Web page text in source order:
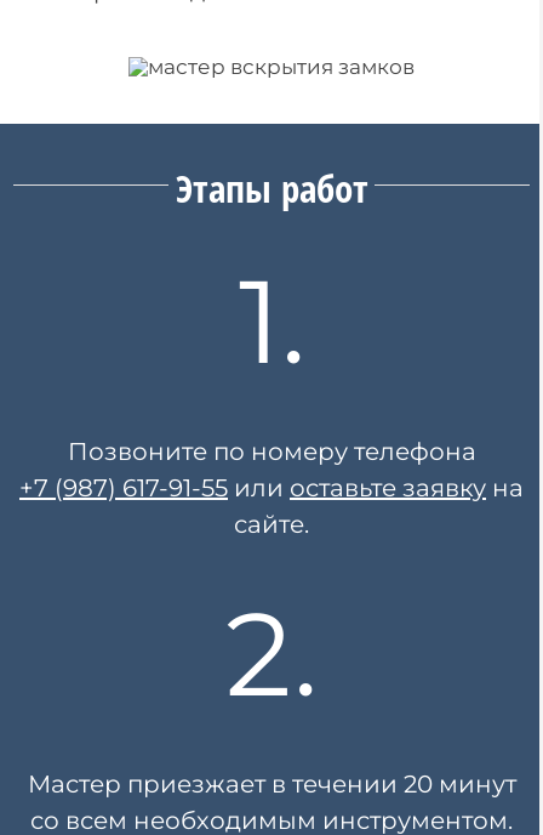
Этапы работ
1.
Позвоните по номеру телефона
+7 (987) 617-91-55 или оставьте заявку на
сайте.
2.
Мастер приезжает в течении 20 минут
со всем необходимым инструментом.